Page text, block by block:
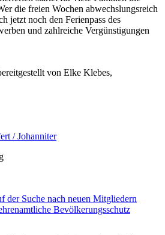
die freien Wochen abwechslungsreich
jetzt noch den Ferienpass des
und zahlreiche Vergünstigungen
von Elke Klebes,
/ Johanniter
der Suche nach neuen Mitgliedern
Bevölkerungsschutz